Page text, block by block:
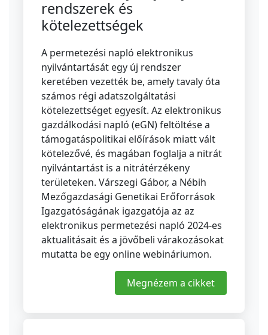
rendszerek és
kötelezettségek
A permetezési napló elektronikus
nyilvántartását egy új rendszer
keretében vezették be, amely tavaly óta
számos régi adatszolgáltatási
kötelezettséget egyesít. Az elektronikus
gazdálkodási napló (eGN) feltöltése a
támogatáspolitikai előírások miatt vált
kötelezővé, és magában foglalja a nitrát
nyilvántartást is a nitrátérzékeny
területeken. Várszegi Gábor, a Nébih
Mezőgazdasági Genetikai Erőforrások
Igazgatóságának igazgatója az az
elektronikus permetezési napló 2024-es
aktualitásait és a jövőbeli várakozásokat
mutatta be egy online webináriumon.
Megnézem a cikket